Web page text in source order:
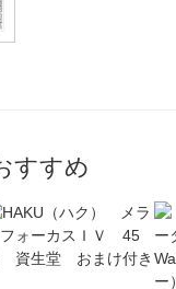
すすめ